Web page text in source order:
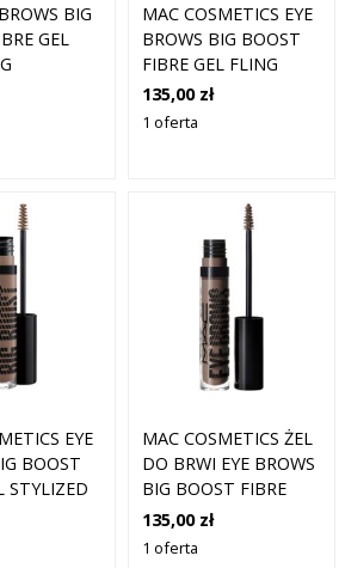
BIG
GEL
MAC COSMETICS EYE
BROWS BIG BOOST
FIBRE GEL FLING
135,00 zł
1 oferta
EYE
BOOST
STYLIZED
MAC COSMETICS ŻEL
DO BRWI EYE BROWS
BIG BOOST FIBRE
GEL 11 TAUPE
135,00 zł
1 oferta